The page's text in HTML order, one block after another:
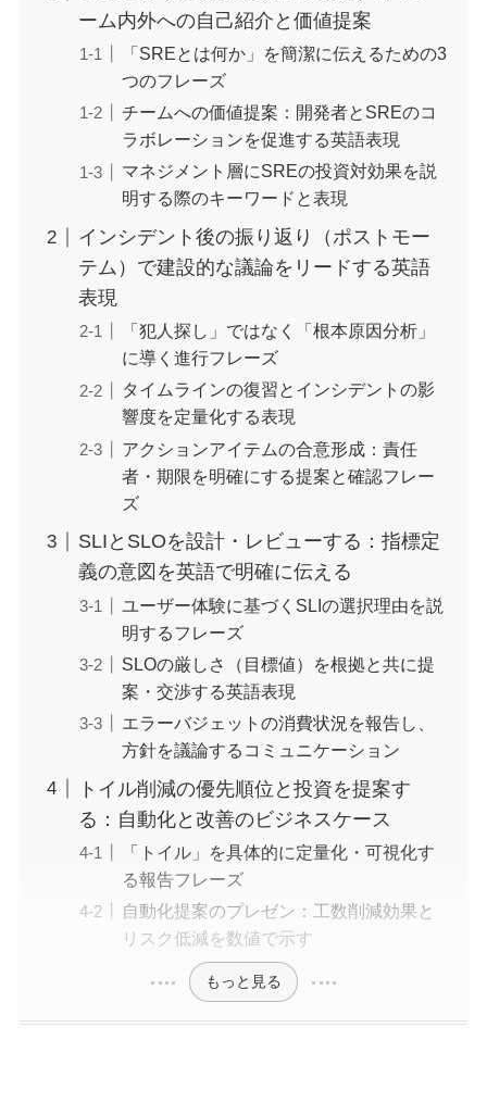
ーム内外への自己紹介と価値提案
「SREとは何か」を簡潔に伝えるための3
つのフレーズ
チームへの価値提案：開発者とSREのコ
ラボレーションを促進する英語表現
マネジメント層にSREの投資対効果を説
明する際のキーワードと表現
インシデント後の振り返り（ポストモー
テム）で建設的な議論をリードする英語
表現
「犯人探し」ではなく「根本原因分析」
に導く進行フレーズ
タイムラインの復習とインシデントの影
響度を定量化する表現
アクションアイテムの合意形成：責任
者・期限を明確にする提案と確認フレー
ズ
SLIとSLOを設計・レビューする：指標定
義の意図を英語で明確に伝える
ユーザー体験に基づくSLIの選択理由を説
明するフレーズ
SLOの厳しさ（目標値）を根拠と共に提
案・交渉する英語表現
エラーバジェットの消費状況を報告し、
方針を議論するコミュニケーション
トイル削減の優先順位と投資を提案す
る：自動化と改善のビジネスケース
「トイル」を具体的に定量化・可視化す
る報告フレーズ
自動化提案のプレゼン：工数削減効果と
リスク低減を数値で示す
もっと見る